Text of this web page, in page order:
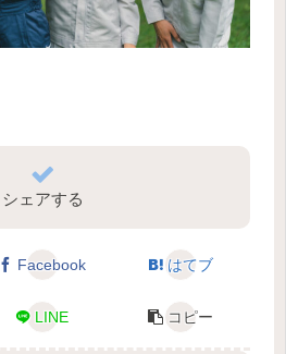
シェアする
Facebook はてブ
LINE コピー